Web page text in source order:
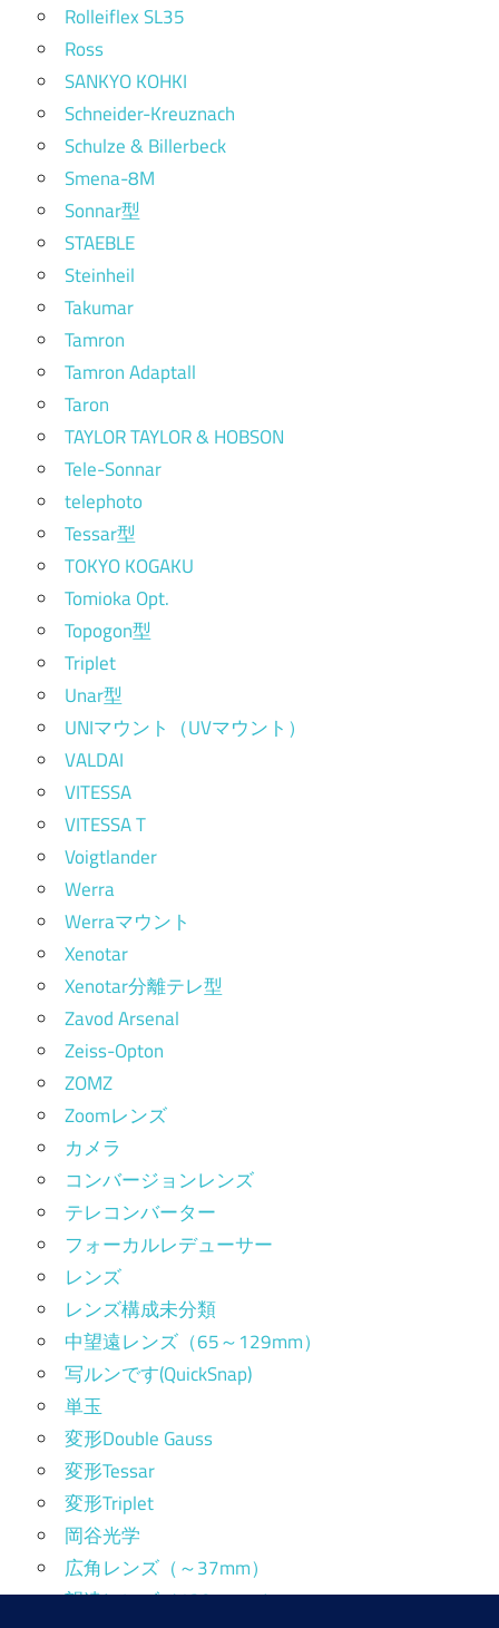
Rolleiflex SL35
Ross
SANKYO KOHKI
Schneider-Kreuznach
Schulze & Billerbeck
Smena-8M
Sonnar型
STAEBLE
Steinheil
Takumar
Tamron
Tamron Adaptall
Taron
TAYLOR TAYLOR & HOBSON
Tele-Sonnar
telephoto
Tessar型
TOKYO KOGAKU
Tomioka Opt.
Topogon型
Triplet
Unar型
UNIマウント（UVマウント）
VALDAI
VITESSA
VITESSA T
Voigtlander
Werra
Werraマウント
Xenotar
Xenotar分離テレ型
Zavod Arsenal
Zeiss-Opton
ZOMZ
Zoomレンズ
カメラ
コンバージョンレンズ
テレコンバーター
フォーカルレデューサー
レンズ
レンズ構成未分類
中望遠レンズ（65～129mm）
写ルンです(QuickSnap)
単玉
変形Double Gauss
変形Tessar
変形Triplet
岡谷光学
広角レンズ（～37mm）
望遠レンズ（130mm～）